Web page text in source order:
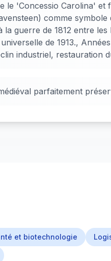
le 'Concessio Carolina' et
comme
la guerre de 1812 entre
de 1913.,
industriel, restauration
parfaitement
et biotechnologie